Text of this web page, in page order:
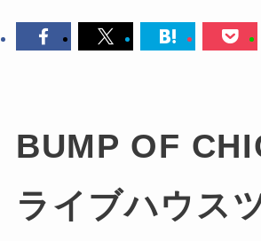
BUMP OF
ライブハウス